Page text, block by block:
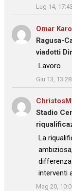
Lug 14, 17:43
Omar
Ragusa-
viadotti
: “Lavoro
”
Giu 13, 13:28
Stadio
: “La
differenza
interventi
”
Mag 20,